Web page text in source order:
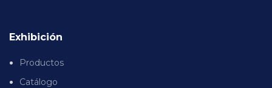
Exhibición
Productos
Catálogo